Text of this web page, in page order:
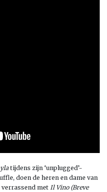
tijdens zijn ‘unplugged’-
doen de heren en dame van
verrassend met Il Vino (Breve